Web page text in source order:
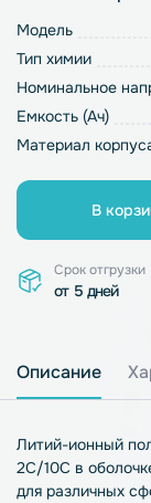
Модель
Тип химии
Номинальное
Емкость (Ач)
Материал
В
Срок отгрузки
от 5 дней
Описание
Литий-ионный
2C/10C в
для различных